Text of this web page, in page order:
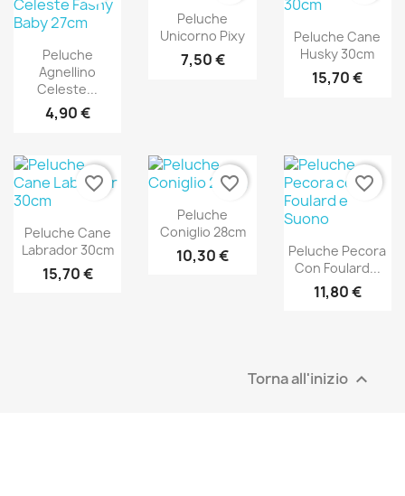
Peluche
Agnellino
Celeste...
4,90 €
Peluche
Unicorno Pixy
7,50 €
Peluche Cane
Husky 30cm
15,70 €
Peluche Cane
Labrador 30cm
15,70 €
favorite_border
Peluche
Coniglio 28cm
10,30 €
favorite_border
Peluche Pecora
Con Foulard...
11,80 €
favorite_border
Torna all'inizio 